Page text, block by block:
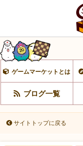
ゲームマーケットとは
ブログ一覧
サイトトップに戻る